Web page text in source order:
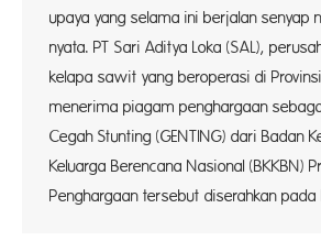
upaya yang selama ini berjalan senyap
nyata. PT Sari Aditya Loka (SAL),
kelapa sawit yang beroperasi di
menerima piagam penghargaan
Cegah Stunting (GENTING) dari Badan
Keluarga Berencana Nasional (BKKBN)
Penghargaan tersebut diserahkan pada